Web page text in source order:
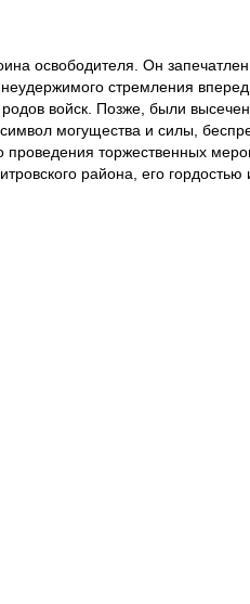
освободителя. Он
неудержимого стремления
войск. Позже, были
могущества и силы,
торжественных
района, его гордостью